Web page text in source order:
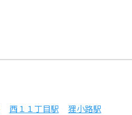
西１１丁目駅
狸小路駅